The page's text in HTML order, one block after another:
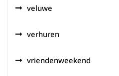
veluwe
verhuren
vriendenweekend